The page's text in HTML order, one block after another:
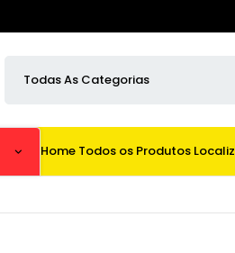
Home Todos os Produtos